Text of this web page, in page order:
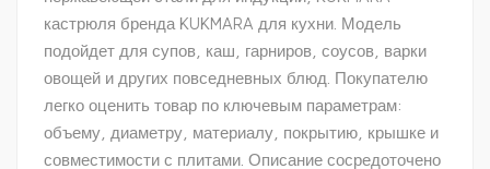
кастрюля бренда KUKMARA для кухни. Модель
подойдет для супов, каш, гарниров, соусов, варки
овощей и других повседневных блюд. Покупателю
легко оценить товар по ключевым параметрам:
объему, диаметру, материалу, покрытию, крышке и
совместимости с плитами. Описание сосредоточено